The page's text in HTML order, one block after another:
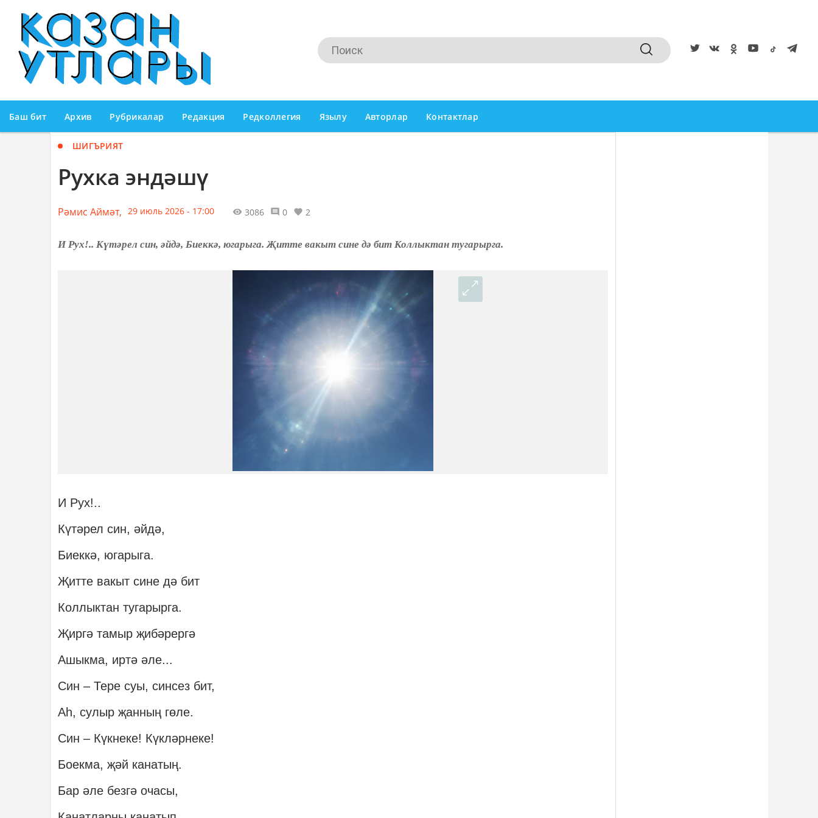
Баш бит Архив Рубрикалар Редакция Редколлегия Язылу Авторлар Контактлар
ШИГЪРИЯТ
Рухка эндәшү
Рәмис Аймәт, 29 июль 2026 - 17:00 3086 0 2
И Рух!.. Күтәрел син, әйдә, Биеккә, югарыга. Җитте вакыт сине дә бит Коллыктан тугарырга.
И Рух!..
Күтәрел син, әйдә,
Биеккә, югарыга.
Җитте вакыт сине дә бит
Коллыктан тугарырга.
Җиргә тамыр җибәрергә
Ашыкма, иртә әле...
Син – Тере суы, синсез бит,
Аһ, сулыр җанның гөле.
Син – Күкнеке! Күкләрнеке!
Боекма, җәй канатың.
Бар әле безгә очасы,